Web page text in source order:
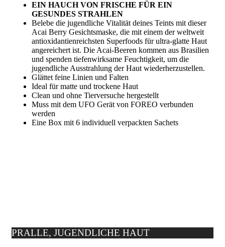
EIN HAUCH VON FRISCHE FÜR EIN
GESUNDES STRAHLEN
Belebe die jugendliche Vitalität deines Teints mit dieser
Acai Berry Gesichtsmaske, die mit einem der weltweit
antioxidantienreichsten Superfoods für ultra-glatte Haut
angereichert ist. Die Acai-Beeren kommen aus Brasilien
und spenden tiefenwirksame Feuchtigkeit, um die
jugendliche Ausstrahlung der Haut wiederherzustellen.
Glättet feine Linien und Falten
Ideal für matte und trockene Haut
Clean und ohne Tierversuche hergestellt
Muss mit dem UFO Gerät von FOREO verbunden
werden
Eine Box mit 6 individuell verpackten Sachets
PRALLE, JUGENDLICHE HAUT